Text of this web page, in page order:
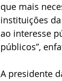
que mais
instituições
ao interesse
públicos”,
A presidente